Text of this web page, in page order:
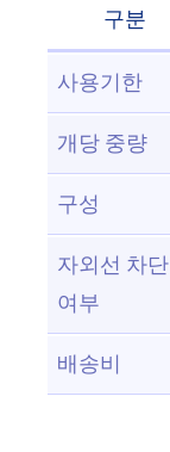
구분
사용기한
개당 중량
구성
자외선 차단
여부
배송비